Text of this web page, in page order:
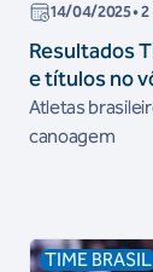
14/04/2025• 2
Resultados
e títulos no
os
Atletas
canoagem
TIME BRASIL